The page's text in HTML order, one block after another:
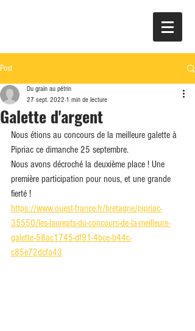
Post
Galette d'argent
Du grain au pétrin
27 sept. 2022 1 min de lecture
Nous étions au concours de la meilleure galette à
Pipriac ce dimanche 25 septembre.
Nous avons décroché la deuxième place ! Une
première participation pour nous, et une grande
fierté !
https://www.ouest-france.fr/bretagne/pipriac-
35550/les-laureats-du-concours-de-la-meilleure-
galette-58ac1745-df91-4bce-b44c-
c85e72dcfa43